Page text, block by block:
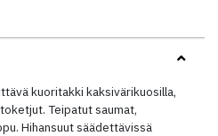
kuoritakki kaksivärikuosilla,
Teipatut saumat,
Hihansuut säädettävissä